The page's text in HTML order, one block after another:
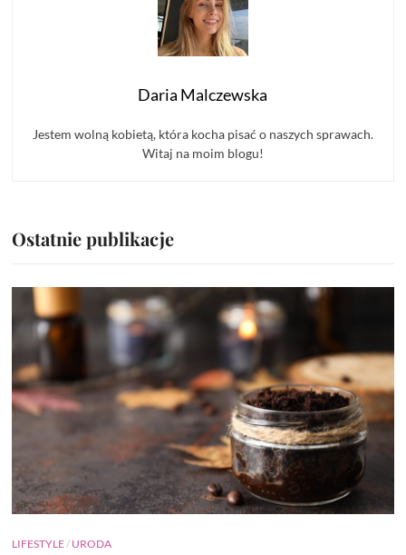
Daria Malczewska
Jestem wolną kobietą, która kocha pisać o naszych sprawach.
Witaj na moim blogu!
Ostatnie publikacje
LIFESTYLE/ URODA